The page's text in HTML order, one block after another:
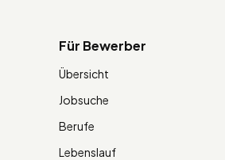
Für Bewerber
Übersicht
Jobsuche
Berufe
Lebenslauf